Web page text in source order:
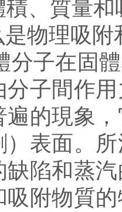
、質量和
物理吸附
在固體
分子間作
遍的現象
）表面。
缺陷和蒸
吸附物質